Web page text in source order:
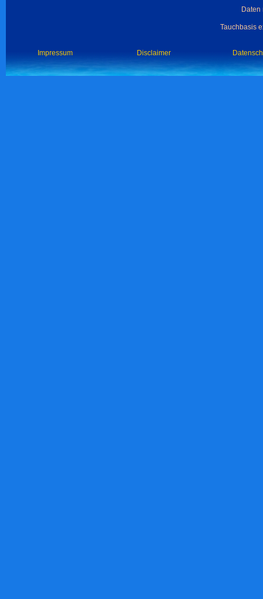
Tauchbasis
Impressum Disclaimer